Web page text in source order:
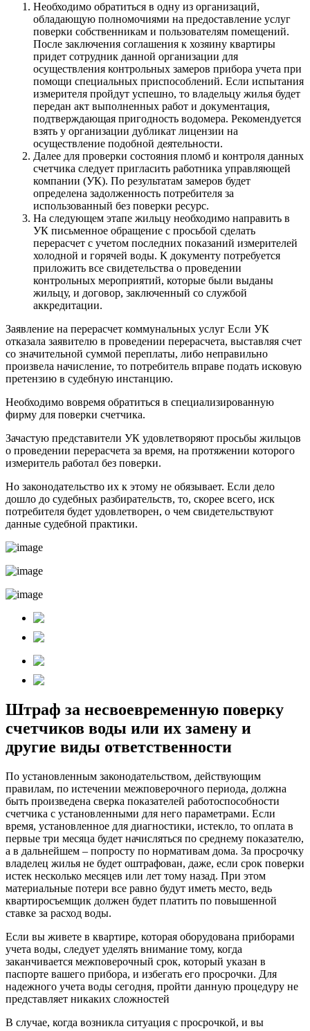
Необходимо обратиться в одну из организаций,
обладающую полномочиями на предоставление услуг
поверки собственникам и пользователям помещений.
После заключения соглашения к хозяину квартиры
придет сотрудник данной организации для
осуществления контрольных замеров прибора учета при
помощи специальных приспособлений. Если испытания
измерителя пройдут успешно, то владельцу жилья будет
передан акт выполненных работ и документация,
подтверждающая пригодность водомера. Рекомендуется
взять у организации дубликат лицензии на
осуществление подобной деятельности.
Далее для проверки состояния пломб и контроля данных
счетчика следует пригласить работника управляющей
компании (УК). По результатам замеров будет
определена задолженность потребителя за
использованный без поверки ресурс.
На следующем этапе жильцу необходимо направить в
УК письменное обращение с просьбой сделать
перерасчет с учетом последних показаний измерителей
холодной и горячей воды. К документу потребуется
приложить все свидетельства о проведении
контрольных мероприятий, которые были выданы
жильцу, и договор, заключенный со службой
аккредитации.
Заявление на перерасчет коммунальных услуг Если УК
отказала заявителю в проведении перерасчета, выставляя счет
со значительной суммой переплаты, либо неправильно
произвела начисление, то потребитель вправе подать исковую
претензию в судебную инстанцию.
Необходимо вовремя обратиться в специализированную
фирму для поверки счетчика.
Зачастую представители УК удовлетворяют просьбы жильцов
о проведении перерасчета за время, на протяжении которого
измеритель работал без поверки.
Но законодательство их к этому не обязывает. Если дело
дошло до судебных разбирательств, то, скорее всего, иск
потребителя будет удовлетворен, о чем свидетельствуют
данные судебной практики.
Штраф за несвоевременную поверку
счетчиков воды или их замену и
другие виды ответственности
По установленным законодательством, действующим
правилам, по истечении межповерочного периода, должна
быть произведена сверка показателей работоспособности
счетчика с установленными для него параметрами. Если
время, установленное для диагностики, истекло, то оплата в
первые три месяца будет начисляться по среднему показателю,
а в дальнейшем – попросту по нормативам дома. За просрочку
владелец жилья не будет оштрафован, даже, если срок поверки
истек несколько месяцев или лет тому назад. При этом
материальные потери все равно будут иметь место, ведь
квартиросъемщик должен будет платить по повышенной
ставке за расход воды.
Если вы живете в квартире, которая оборудована приборами
учета воды, следует уделять внимание тому, когда
заканчивается межповерочный срок, который указан в
паспорте вашего прибора, и избегать его просрочки. Для
надежного учета воды сегодня, пройти данную процедуру не
представляет никаких сложностей
В случае, когда возникла ситуация с просрочкой, и вы